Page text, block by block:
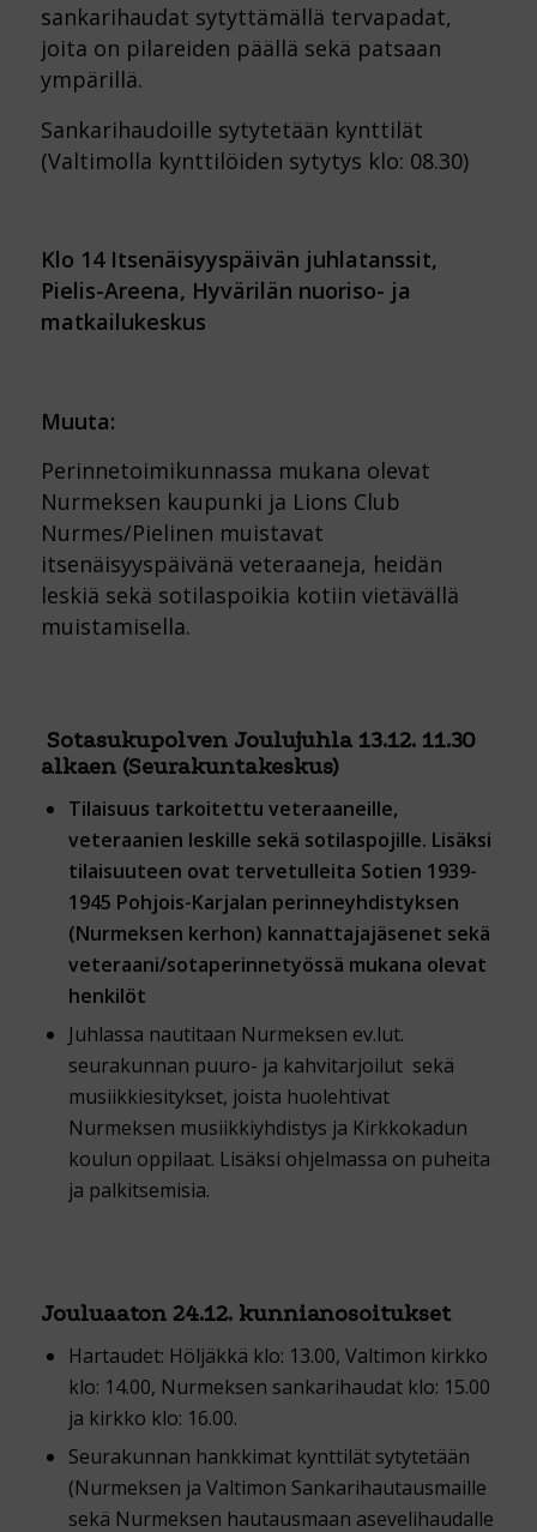
sankarihaudat sytyttämällä tervapadat,
joita on pilareiden päällä sekä patsaan
ympärillä.
Sankarihaudoille sytytetään kynttilät
(Valtimolla kynttilöiden sytytys klo: 08.30)
Klo 14 Itsenäisyyspäivän juhlatanssit,
Pielis-Areena, Hyvärilän nuoriso- ja
matkailukeskus
Muuta:
Perinnetoimikunnassa mukana olevat
Nurmeksen kaupunki ja Lions Club
Nurmes/Pielinen muistavat
itsenäisyyspäivänä veteraaneja, heidän
leskiä sekä sotilaspoikia kotiin vietävällä
muistamisella.
Sotasukupolven Joulujuhla 13.12. 11.30
alkaen (Seurakuntakeskus)
Tilaisuus tarkoitettu veteraaneille,
veteraanien leskille sekä sotilaspojille. Lisäksi
tilaisuuteen ovat tervetulleita Sotien 1939-
1945 Pohjois-Karjalan perinneyhdistyksen
(Nurmeksen kerhon) kannattajajäsenet sekä
veteraani/sotaperinnetyössä mukana olevat
henkilöt
Juhlassa nautitaan Nurmeksen ev.lut.
seurakunnan puuro- ja kahvitarjoilut sekä
musiikkiesitykset, joista huolehtivat
Nurmeksen musiikkiyhdistys ja Kirkkokadun
koulun oppilaat. Lisäksi ohjelmassa on puheita
ja palkitsemisia.
Jouluaaton 24.12. kunnianosoitukset
Hartaudet: Höljäkkä klo: 13.00, Valtimon kirkko
klo: 14.00, Nurmeksen sankarihaudat klo: 15.00
ja kirkko klo: 16.00.
Seurakunnan hankkimat kynttilät sytytetään
(Nurmeksen ja Valtimon Sankarihautausmaille
sekä Nurmeksen hautausmaan asevelihaudalle